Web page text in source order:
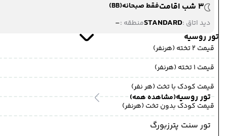
تور روسیه
تور روسیه(مشاهده همه)
تور سنت پترزبورگ
3 شب اقامت
فقط صبحانه(BB)
دید اتاق :STANDARDمنطقه :-
قیمت 2 تخته (هرنفر)
قیمت 1 تخته (هرنفر)
قیمت کودک با تخت (هر نفر)
قیمت کودک بدون تخت (هرنفر)